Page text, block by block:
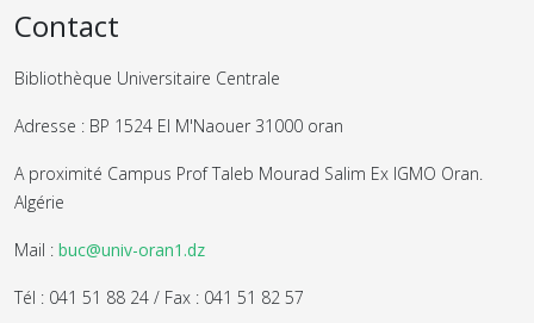
Contact
Bibliothèque Universitaire Centrale
Adresse : BP 1524 El M'Naouer 31000 oran
A proximité Campus Prof Taleb Mourad Salim Ex IGMO Oran.
Algérie
Mail : buc@univ-oran1.dz
Tél : 041 51 88 24 / Fax : 041 51 82 57